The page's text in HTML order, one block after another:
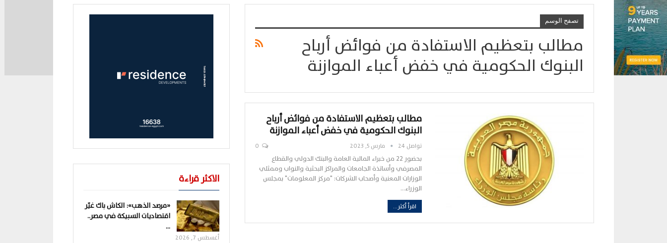
تصفح الوسم
مطالب بتعظيم الاستفادة من فوائض أرباح
البنوك الحكومية في خفض أعباء الموازنة
مطالب بتعظيم الاستفادة من فوائض أرباح
البنوك الحكومية في خفض أعباء الموازنة
تواصل 24 مارس 5, 2023
بحضور 22 من خبراء المالية العامة والبنك الدولي والقطاع
المصرفي وأساتذة الجامعات والمراكز البحثية والنواب وممثلي
الوزارات المعنية وأصحاب الشركات: "مركز المعلومات" بمجلس
الوزراء…
اقرأ أكثر...
الاكثر قراءة
«مرصد الذهب»: الكاش باك غيّر
اقتصاديات السبيكة في مصر..
…
أغسطس 7, 2026